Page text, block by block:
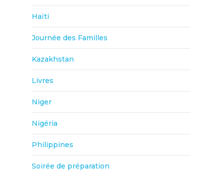
Haïti
Journée des Familles
Kazakhstan
Livres
Niger
Nigéria
Philippines
Soirée de préparation